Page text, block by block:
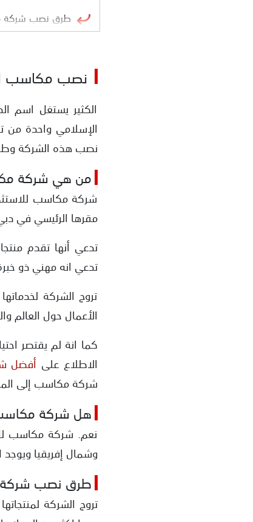
طرق نصب شركة
تزوير شركة
الترويج تحت اسم
نشر شركة مكاسب
استرداد اموال
نصب مكاسب
الكثير يستغل اسم
الإسلامي واحدة من
نصب هذه الشركة
من هي شركة
شركة مكاسب
مقرها الرئيسي في
تدعي أنها تقدم
تدعي انه مهني ذو
تروج الشركة
الأعمال حول العالم
كما انة لم يقتصر
الاطلاع على أفضل
شركة مكاسب إلى
هل شركة مكاسب
نعم. شركة مكاسب
وشمال إفريقيا ويوجد
طرق نصب شركة
تروج الشركة